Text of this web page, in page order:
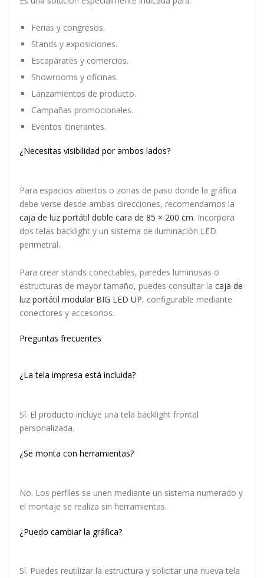
Ferias y congresos.
Stands y exposiciones.
Escaparates y comercios.
Showrooms y oficinas.
Lanzamientos de producto.
Campañas promocionales.
Eventos itinerantes.
¿Necesitas visibilidad por ambos lados?
Para espacios abiertos o zonas de paso donde la gráfica
debe verse desde ambas direcciones, recomendamos la
caja de luz portátil doble cara de 85 × 200 cm. Incorpora
dos telas backlight y un sistema de iluminación LED
perimetral.
Para crear stands conectables, paredes luminosas o
estructuras de mayor tamaño, puedes consultar la caja de
luz portátil modular BIG LED UP, configurable mediante
conectores y accesorios.
Preguntas frecuentes
¿La tela impresa está incluida?
Sí. El producto incluye una tela backlight frontal
personalizada.
¿Se monta con herramientas?
No. Los perfiles se unen mediante un sistema numerado y
el montaje se realiza sin herramientas.
¿Puedo cambiar la gráfica?
Sí. Puedes reutilizar la estructura y solicitar una nueva tela